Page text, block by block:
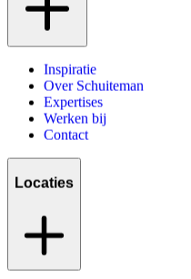
Inspiratie
Over Schuiteman
Expertises
Werken bij
Contact
Locaties